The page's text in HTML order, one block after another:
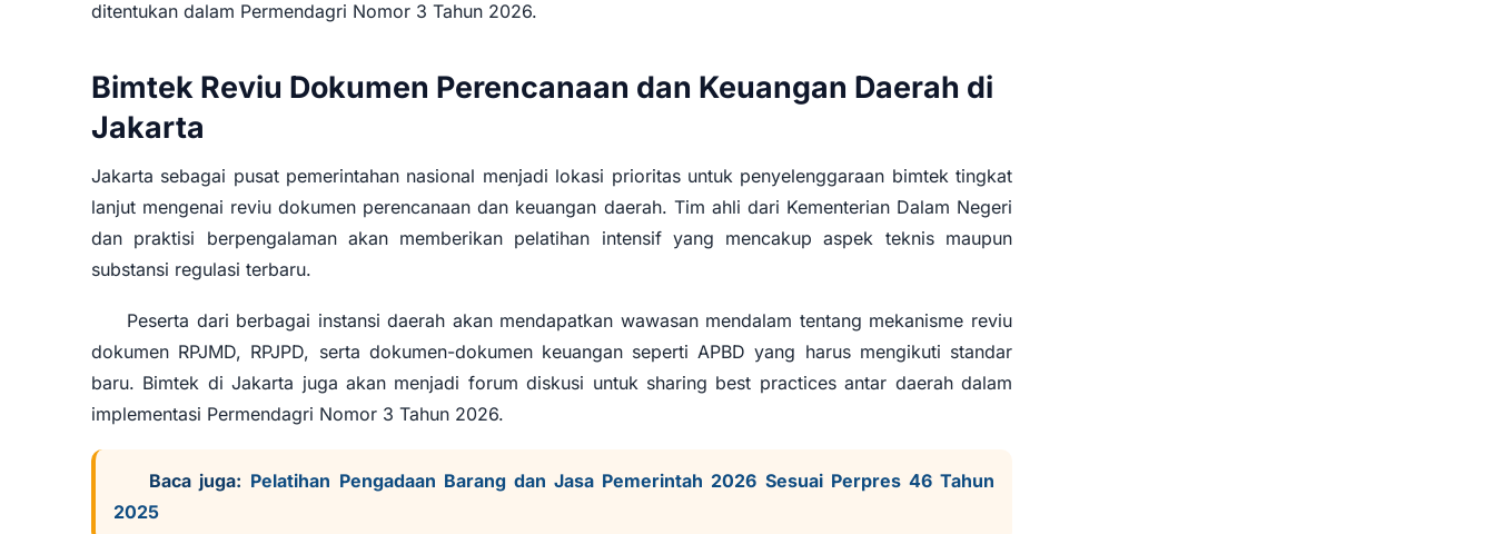
ditentukan dalam Permendagri Nomor 3 Tahun 2026.
Bimtek Reviu Dokumen Perencanaan dan Keuangan Daerah di
Jakarta
Jakarta sebagai pusat pemerintahan nasional menjadi lokasi prioritas untuk penyelenggaraan bimtek tingkat
lanjut mengenai reviu dokumen perencanaan dan keuangan daerah. Tim ahli dari Kementerian Dalam Negeri
dan praktisi berpengalaman akan memberikan pelatihan intensif yang mencakup aspek teknis maupun
substansi regulasi terbaru.
Peserta dari berbagai instansi daerah akan mendapatkan wawasan mendalam tentang mekanisme reviu
dokumen RPJMD, RPJPD, serta dokumen-dokumen keuangan seperti APBD yang harus mengikuti standar
baru. Bimtek di Jakarta juga akan menjadi forum diskusi untuk sharing best practices antar daerah dalam
implementasi Permendagri Nomor 3 Tahun 2026.
Baca juga: Pelatihan Pengadaan Barang dan Jasa Pemerintah 2026 Sesuai Perpres 46 Tahun
2025